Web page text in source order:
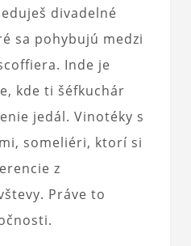
divadelné
sa pohybujú medzi
Inde je
kde ti šéfkuchár
jedál. Vinotéky s
someliéri, ktorí si
z
Práve to